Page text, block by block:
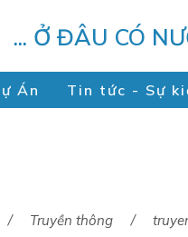
... Ở ĐÂU CÓ
Án Tin tức - Sự
Truyền thông